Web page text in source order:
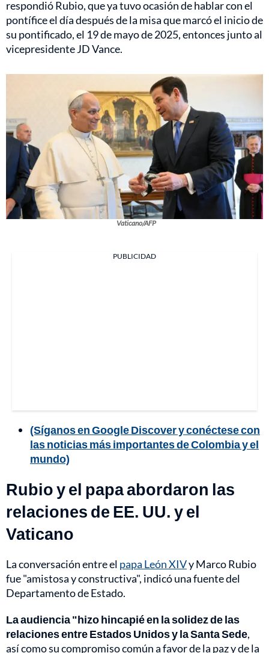
respondió Rubio, que ya tuvo ocasión de hablar con el
pontífice el día después de la misa que marcó el inicio de
su pontificado, el 19 de mayo de 2025, entonces junto al
vicepresidente JD Vance.
Vaticano/AFP
PUBLICIDAD
(Síganos en Google Discover y conéctese con
las noticias más importantes de Colombia y el
mundo)
Rubio y el papa abordaron las
relaciones de EE. UU. y el
Vaticano
La conversación entre el papa León XIVy Marco Rubio
fue "amistosa y constructiva", indicó una fuente del
Departamento de Estado.
La audiencia "hizo hincapié en la solidez de las
relaciones entre Estados Unidos y la Santa Sede,
así como su compromiso común a favor de la paz y de la